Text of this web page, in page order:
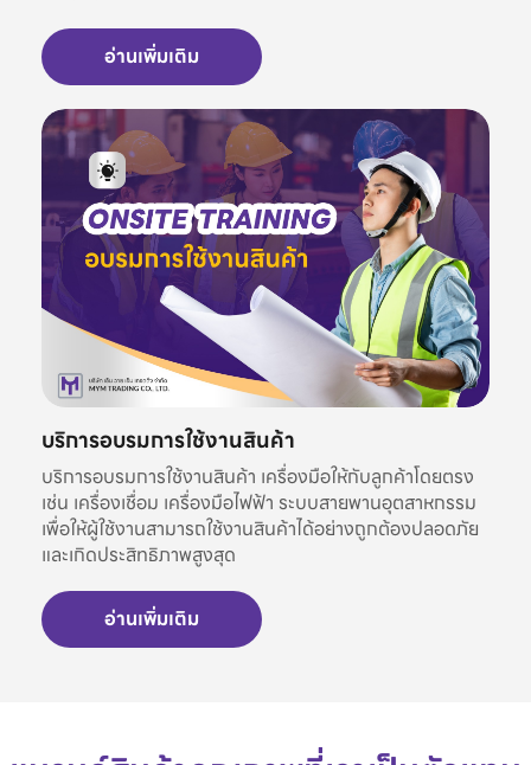
อ่านเพิ่มเติม
บริการอบรมการใช้งานสินค้า
บริการอบรมการใช้งานสินค้า เครื่องมือให้กับลูกค้าโดยตรง
เช่น เครื่องเชื่อม เครื่องมือไฟฟ้า ระบบสายพานอุตสาหกรรม
เพื่อให้ผู้ใช้งานสามารถใช้งานสินค้าได้อย่างถูกต้องปลอดภัย
และเกิดประสิทธิภาพสูงสุด
อ่านเพิ่มเติม